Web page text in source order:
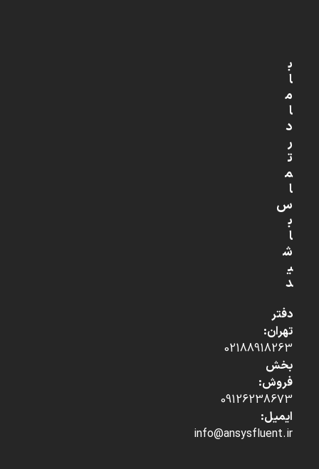
ب
ا
م
ا
د
ر
ت
م
ا
س
ب
ا
ش
ی
د
دفتر
تهران:
02188918263
بخش
فروش:
09126238673
ایمیل:
info@ansysfluent.ir